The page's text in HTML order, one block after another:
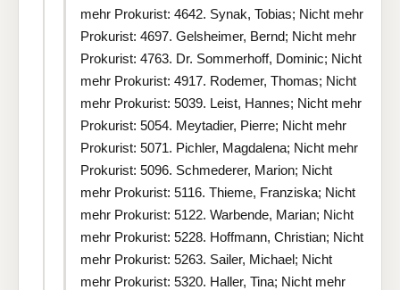
mehr Prokurist: 4642. Synak, Tobias; Nicht mehr
Prokurist: 4697. Gelsheimer, Bernd; Nicht mehr
Prokurist: 4763. Dr. Sommerhoff, Dominic; Nicht
mehr Prokurist: 4917. Rodemer, Thomas; Nicht
mehr Prokurist: 5039. Leist, Hannes; Nicht mehr
Prokurist: 5054. Meytadier, Pierre; Nicht mehr
Prokurist: 5071. Pichler, Magdalena; Nicht mehr
Prokurist: 5096. Schmederer, Marion; Nicht
mehr Prokurist: 5116. Thieme, Franziska; Nicht
mehr Prokurist: 5122. Warbende, Marian; Nicht
mehr Prokurist: 5228. Hoffmann, Christian; Nicht
mehr Prokurist: 5263. Sailer, Michael; Nicht
mehr Prokurist: 5320. Haller, Tina; Nicht mehr